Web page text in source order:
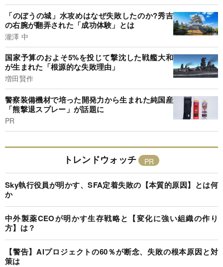
「のぼうの城」水攻めはなぜ失敗したのか?秀吉
の右腕が翻弄された「成功体験」とは
瀧澤 中
国家予算のおよそ5%を投じて撃沈した戦艦大和
が生まれた「根源的な失敗理由」
増田賢作
警察装備機材で培った開発力から生まれた純国産
「熊撃退スプレー」が話題に
PR
トレンドウォッチ
Sky執行役員が明かす、SFA定着失敗の【本質的原因】とは何
か
中外製薬CEOが明かす生存戦略と【変化に強い組織の作り
方】は？
【警告】AIプロジェクトの60％が断念、失敗の根本原因と対
策は